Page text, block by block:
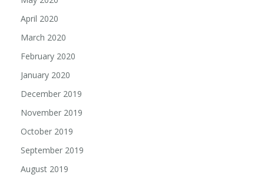
April 2020
March 2020
February 2020
January 2020
December 2019
November 2019
October 2019
September 2019
August 2019